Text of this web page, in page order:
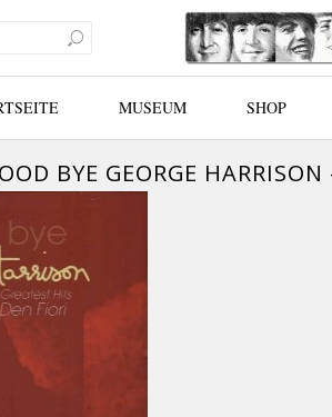
MUSEUM SHOP
BYE GEORGE